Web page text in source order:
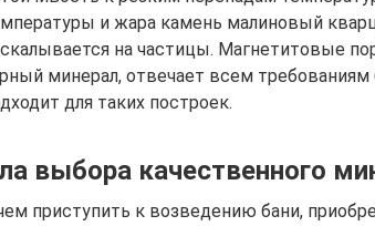
и жара камень малиновый
на частицы. Магнетитовые
минерал, отвечает всем требованиям
для таких построек.
выбора качественного
приступить к возведению бани,